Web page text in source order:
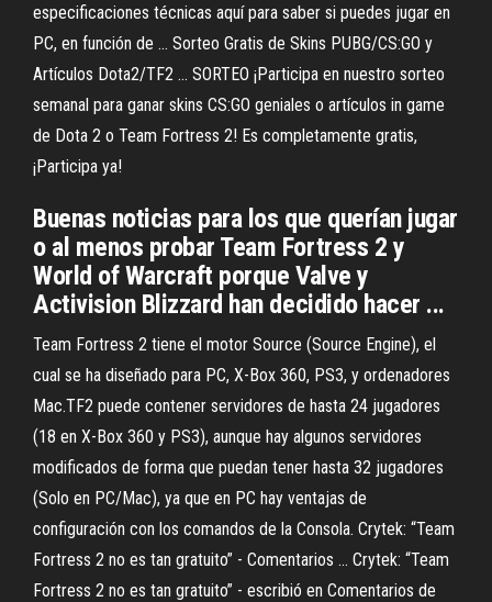
especificaciones técnicas aquí para saber si puedes jugar en
PC, en función de ... Sorteo Gratis de Skins PUBG/CS:GO y
Artículos Dota2/TF2 ... SORTEO ¡Participa en nuestro sorteo
semanal para ganar skins CS:GO geniales o artículos in game
de Dota 2 o Team Fortress 2! Es completamente gratis,
¡Participa ya!
Buenas noticias para los que querían jugar
o al menos probar Team Fortress 2 y
World of Warcraft porque Valve y
Activision Blizzard han decidido hacer ...
Team Fortress 2 tiene el motor Source (Source Engine), el
cual se ha diseñado para PC, X-Box 360, PS3, y ordenadores
Mac.TF2 puede contener servidores de hasta 24 jugadores
(18 en X-Box 360 y PS3), aunque hay algunos servidores
modificados de forma que puedan tener hasta 32 jugadores
(Solo en PC/Mac), ya que en PC hay ventajas de
configuración con los comandos de la Consola. Crytek: “Team
Fortress 2 no es tan gratuito” - Comentarios ... Crytek: “Team
Fortress 2 no es tan gratuito” - escribió en Comentarios de